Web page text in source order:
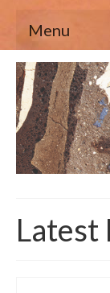
Menu
INICI
QUI SOM
GALERIA
CONTACTE
Latest